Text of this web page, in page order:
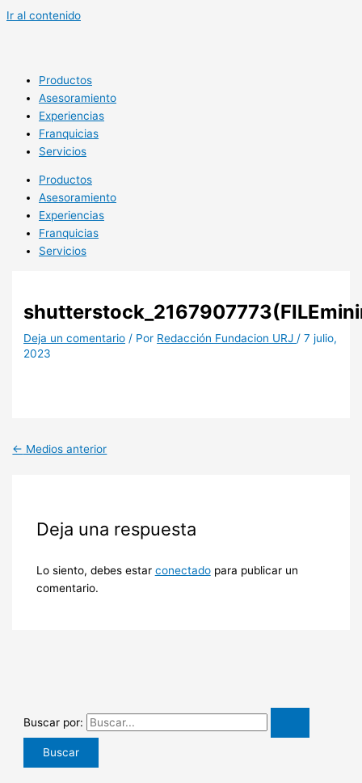
Ir al contenido
Productos
Asesoramiento
Experiencias
Franquicias
Servicios
Productos
Asesoramiento
Experiencias
Franquicias
Servicios
Deja un comentario / Por Redacción Fundacion URJ /7 julio,
2023
← Medios anterior
Deja una respuesta
Lo siento, debes estar conectadopara publicar un
comentario.
Buscar por: